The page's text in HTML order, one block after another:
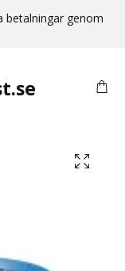
betalningar genom